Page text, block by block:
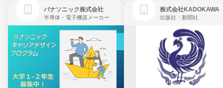
パナソニック株式会社
半導体・電子機器メーカー
株式会社KADOKAWA
出版社・新聞社